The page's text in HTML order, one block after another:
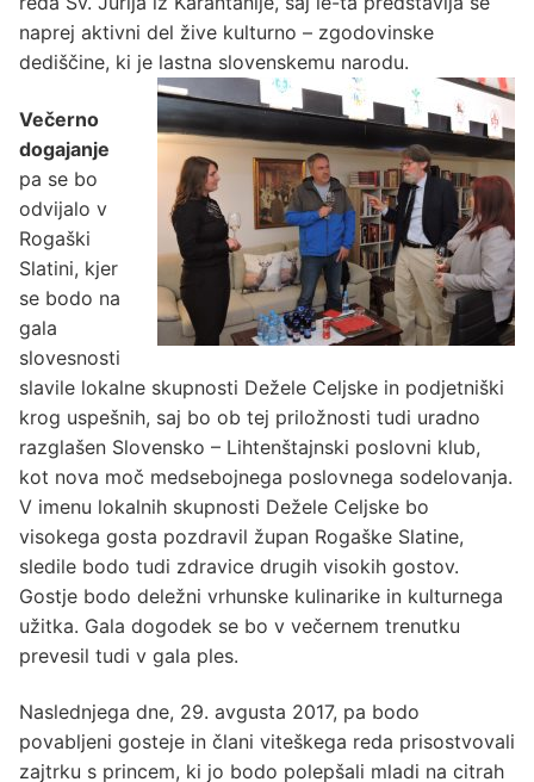
naprej aktivni del žive kulturno – zgodovinske
dediščine, ki je lastna slovenskemu narodu.
Večerno
dogajanje
pa se bo
odvijalo v
Rogaški
Slatini, kjer
se bodo na
gala
slovesnosti
slavile lokalne skupnosti Dežele Celjske in podjetniški
krog uspešnih, saj bo ob tej priložnosti tudi uradno
razglašen Slovensko – Lihtenštajnski poslovni klub,
kot nova moč medsebojnega poslovnega sodelovanja.
V imenu lokalnih skupnosti Dežele Celjske bo
visokega gosta pozdravil župan Rogaške Slatine,
sledile bodo tudi zdravice drugih visokih gostov.
Gostje bodo deležni vrhunske kulinarike in kulturnega
užitka. Gala dogodek se bo v večernem trenutku
prevesil tudi v gala ples.
Naslednjega dne, 29. avgusta 2017, pa bodo
povabljeni gosteje in člani viteškega reda prisostvovali
zajtrku s princem, ki jo bodo polepšali mladi na citrah